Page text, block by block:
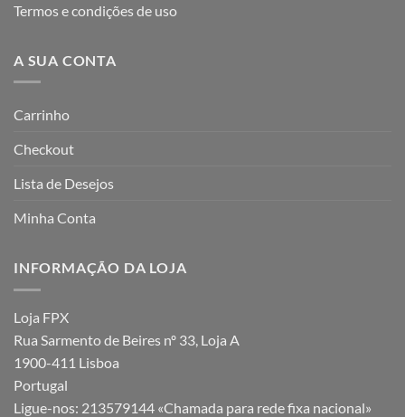
Termos e condições de uso
A SUA CONTA
Carrinho
Checkout
Lista de Desejos
Minha Conta
INFORMAÇÃO DA LOJA
Loja FPX
Rua Sarmento de Beires nº 33, Loja A
1900-411 Lisboa
Portugal
Ligue-nos: 213579144 «Chamada para rede fixa nacional»